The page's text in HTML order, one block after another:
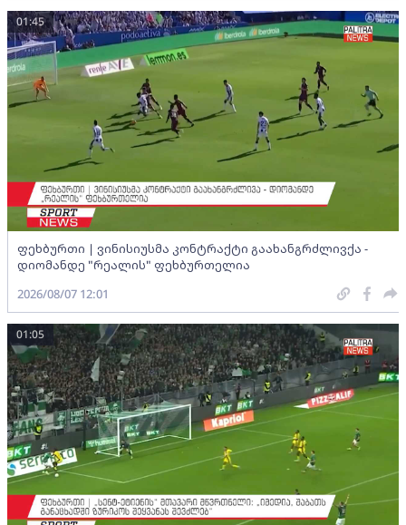
ფეხბურთი | ვინისიუსმა კონტრაქტი გაახანგრძლივქა -
დიომანდე "რეალის" ფეხბურთელია
01:45
2026/08/07 12:01
01:05